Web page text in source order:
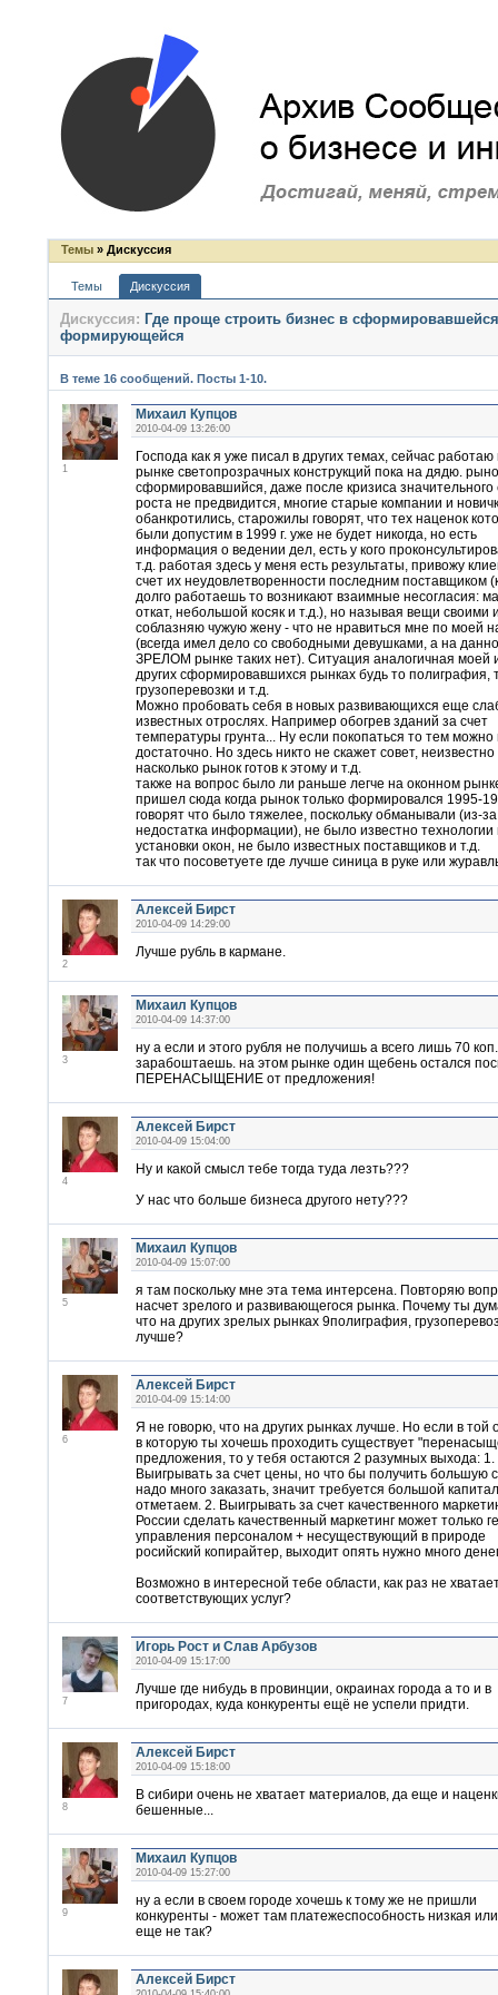
Темы » Дискуссия
Темы Дискуссия
Дискуссия: Где проще строить бизнес в
формирующейся
В теме 16 сообщений. Посты 1-10.
1
Михаил Купцов
2010-04-09 13:26:00
Господа как я уже писал в других темах, сейчас работаю
рынке светопрозрачных конструкций пока на дядю.
сформировавшийся, даже после кризиса значительного
роста не предвидится, многие старые компании и
обанкротились, старожилы говорят, что тех наценок
были допустим в 1999 г. уже не будет никогда, но есть
информация о ведении дел, есть у кого
т.д. работая здесь у меня есть результаты, привожу
счет их неудовлетворенности последним поставщиком
долго работаешь то возникают взаимные несогласия:
откат, небольшой косяк и т.д.), но называя вещи своими
соблазняю чужую жену - что не нравиться мне по моей
(всегда имел дело со свободными девушками, а на
ЗРЕЛОМ рынке таких нет). Ситуация аналогичная моей
других сформировавшихся рынках будь то полиграфия,
грузоперевозки и т.д.
Можно пробовать себя в новых развивающихся еще
известных отрослях. Например обогрев зданий за счет
температуры грунта... Ну если покопаться то тем можно
достаточно. Но здесь никто не скажет совет, неизвестно
насколько рынок готов к этому и т.д.
также на вопрос было ли раньше легче на оконном
пришел сюда когда рынок только формировался 1995-
говорят что было тяжелее, поскольку обманывали (из-за
недостатка информации), не было известно технологии
установки окон, не было известных поставщиков и т.д.
так что посоветуете где лучше синица в руке или
2
Алексей Бирст
2010-04-09 14:29:00
Лучше рубль в кармане.
3
Михаил Купцов
2010-04-09 14:37:00
ну а если и этого рубля не получишь а всего лишь 70 коп.
зарабоштаешь. на этом рынке один щебень остался
ПЕРЕНАСЫЩЕНИЕ от предложения!
4
Алексей Бирст
2010-04-09 15:04:00
Ну и какой смысл тебе тогда туда лезть???
У нас что больше бизнеса другого нету???
5
Михаил Купцов
2010-04-09 15:07:00
я там поскольку мне эта тема интерсена. Повторяю
насчет зрелого и развивающегося рынка. Почему ты
что на других зрелых рынках 9полиграфия,
лучше?
6
Алексей Бирст
2010-04-09 15:14:00
Я не говорю, что на других рынках лучше. Но если в той
в которую ты хочешь проходить существует
предложения, то у тебя остаются 2 разумных выхода: 1.
Выигрывать за счет цены, но что бы получить большую
надо много заказать, значит требуется большой
отметаем. 2. Выигрывать за счет качественного
России сделать качественный маркетинг может только
управления персоналом + несуществующий в природе
росийский копирайтер, выходит опять нужно много
Возможно в интересной тебе области, как раз не
соответствующих услуг?
7
Игорь Рост и Слав Арбузов
2010-04-09 15:17:00
Лучше где нибудь в провинции, окраинах города а то и в
пригородах, куда конкуренты ещё не успели придти.
8
Алексей Бирст
2010-04-09 15:18:00
В сибири очень не хватает материалов, да еще и
бешенные...
9
Михаил Купцов
2010-04-09 15:27:00
ну а если в своем городе хочешь к тому же не пришли
конкуренты - может там платежеспособность низкая
еще не так?
Алексей Бирст